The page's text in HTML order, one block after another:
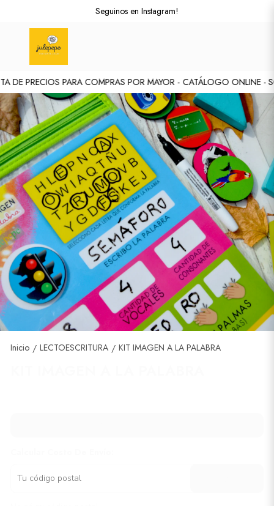
PRECIOS PARA COMPRAS POR MAYOR - CATÁLOGO ONLINE -
Seguinos en Instagram!
Inicio / LECTOESCRITURA / KIT IMAGEN A LA PALABRA